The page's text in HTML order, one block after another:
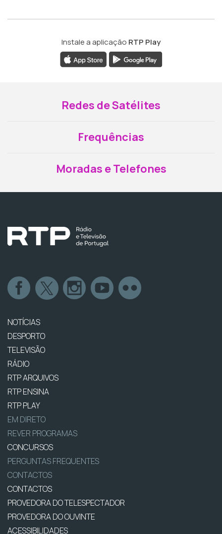
Instale a aplicação RTP Play
Redes de Satélites
Frequências
Moradas e Telefones
NOTÍCIAS
DESPORTO
TELEVISÃO
RÁDIO
RTP ARQUIVOS
RTP ENSINA
RTP PLAY
EM DIRETO
REVER PROGRAMAS
CONCURSOS
PERGUNTAS FREQUENTES
CONTACTOS
CONTACTOS
PROVEDORA DO TELESPECTADOR
PROVEDORA DO OUVINTE
ACESSIBILIDADES